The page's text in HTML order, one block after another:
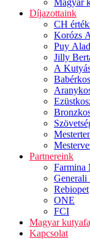
Magyar
Díjazottaink
CH
Korózs
Puy
Jilly
A
Partnereink
Farmina
Rebiopet
ONE
FCI
Magyar
Kapcsolat